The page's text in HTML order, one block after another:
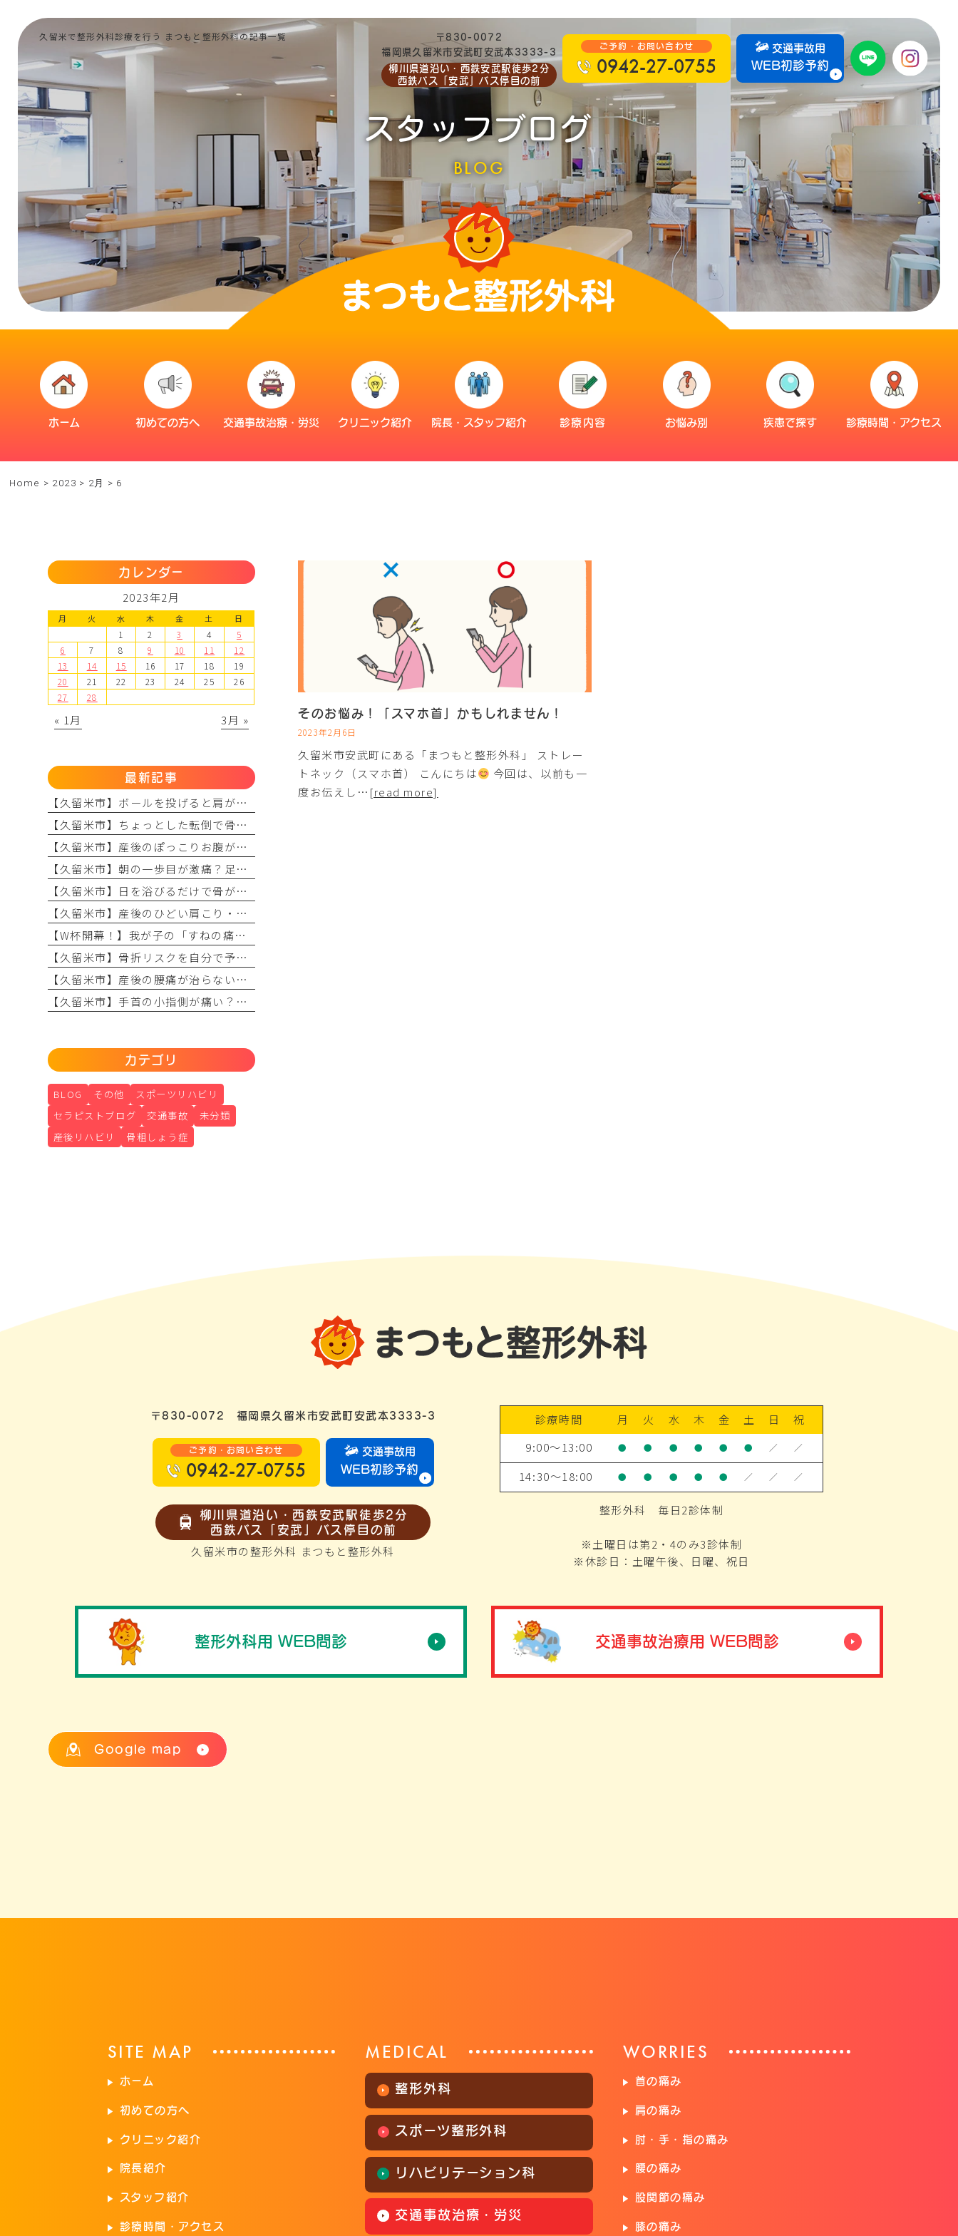
久留米で整形外科診療を行う まつもと整形外科の記事一覧
〒830-0072
福岡県久留米市安武町安武本3333-3
柳川県道沿い・西鉄安武駅徒歩2分
西鉄バス「安武」バス停目の前
ご予約・お問い合わせ
0942-27-0755
交通事故用
WEB初診予約
スタッフブログ
BLOG
ホーム 初めての方へ 交通事故治療・労災 クリニック紹介 院長・スタッフ紹介 診療内容 お悩み別 疾患で探す 診療時間・アクセス
Home > 2023 > 2月 > 6
そのお悩み！「スマホ首」かもしれません！
2023年2月6日
久留米市安武町にある「まつもと整形外科」 ストレー
トネック（スマホ首） こんにちは
今回は、以前も一
度お伝えし… [read more]
カレンダー
2023年2月
月 火 水 木 金 土 日
1 2 3 4
5
6
7 8 9 10 11
12
13
14 15 16 17 18
19
20
21 22 23 24 25
26
27
28
« 1月 3月 »
最新記事
【久留米市】ボールを投げると肩が痛い？野球肩の原因・症状とまつもと整形外科のリハビリ
【久留米市】ちょっとした転倒で骨折？骨粗しょう症と転倒予防の関係を理学療法士が解説！
【久留米市】産後のぽっこりお腹が治らない？原因と理学療法士が教える改善リハビリ
【久留米市】朝の一歩目が激痛？足底腱膜炎の原因・予防策と整形外科でのリハビリ治療を解説！
【久留米市】日を浴びるだけで骨が強くなる？骨粗しょう症予防に欠かせない日光浴の重要性とリハビリのコツ
【久留米市】産後のひどい肩こり・頭痛に悩んでいませんか？理学療法士が教える根本原因とリハビリの重要性
【W杯開幕！】我が子の「すねの痛み」をただの成長痛で終わらせない
【久留米市】骨折リスクを自分で予測？「FRAX」の仕組みとまつもと整形外科での活用法
【久留米市】産後の腰痛が治らない原因は？理学療法士が教える骨盤ケアとリハビリの重要性
【久留米市】手首の小指側が痛い？TFCC損傷（三角線維軟骨複合体損傷）の正しい治療法とリハビリについて
カテゴリ
BLOG その他
スポーツリハビリ
セラピストブログ
交通事故
未分類
産後リハビリ
骨粗しょう症
〒830-0072 福岡県久留米市安武町安武本3333-3
ご予約・お問い合わせ
0942-27-0755
交通事故用
WEB初診予約
柳川県道沿い・西鉄安武駅徒歩2分
西鉄バス「安武」バス停目の前
久留米市の整形外科 まつもと整形外科
診療時間 月 火 水 木 金 土 日
祝
9:00～13:00
● ● ● ● ● ● ／ ／
14:30～18:00 ● ● ● ● ● ／ ／ ／
整形外科 毎日2診体制
※土曜日は第2・4のみ3診体制
※休診日：土曜午後、日曜、祝日
整形外科用 WEB問診 交通事故治療用 WEB問診
Google map
SITE MAP
ホーム
初めての方へ
クリニック紹介
院長紹介
スタッフ紹介
診療時間・アクセス
MEDICAL
整形外科
スポーツ整形外科
リハビリテーション科
交通事故治療・労災
WORRIES
首の痛み
肩の痛み
肘・手・指の痛み
腰の痛み
股関節の痛み
膝の痛み